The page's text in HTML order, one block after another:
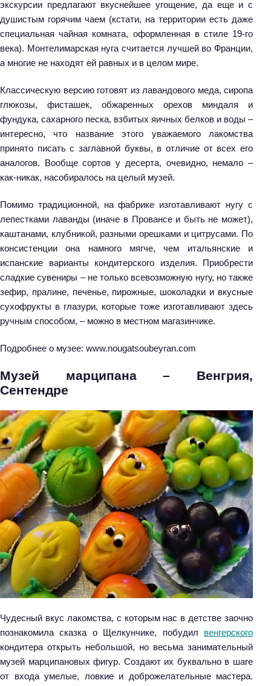
экскурсии предлагают вкуснейшее угощение, да еще и с
душистым горячим чаем (кстати, на территории есть даже
специальная чайная комната, оформленная в стиле 19-го
века). Монтелимарская нуга считается лучшей во Франции,
а многие не находят ей равных и в целом мире.
Классическую версию готовят из лавандового меда, сиропа
глюкозы, фисташек, обжаренных орехов миндаля и
фундука, сахарного песка, взбитых яичных белков и воды –
интересно, что название этого уважаемого лакомства
принято писать с заглавной буквы, в отличие от всех его
аналогов. Вообще сортов у десерта, очевидно, немало –
как-никак, насобиралось на целый музей.
Помимо традиционной, на фабрике изготавливают нугу с
лепестками лаванды (иначе в Провансе и быть не может),
каштанами, клубникой, разными орешками и цитрусами. По
консистенции она намного мягче, чем итальянские и
испанские варианты кондитерского изделия. Приобрести
сладкие сувениры – не только всевозможную нугу, но также
зефир, пралине, печенье, пирожные, шоколадки и вкусные
сухофрукты в глазури, которые тоже изготавливают здесь
ручным способом, – можно в местном магазинчике.
Подробнее о музее: www.nougatsoubeyran.com
Музей марципана – Венгрия,
Сентендре
Чудесный вкус лакомства, с которым нас в детстве заочно
познакомила сказка о Щелкунчике, побудил венгерского
кондитера открыть небольшой, но весьма занимательный
музей марципановых фигур. Создают их буквально в шаге
от входа умелые, ловкие и доброжелательные мастера.